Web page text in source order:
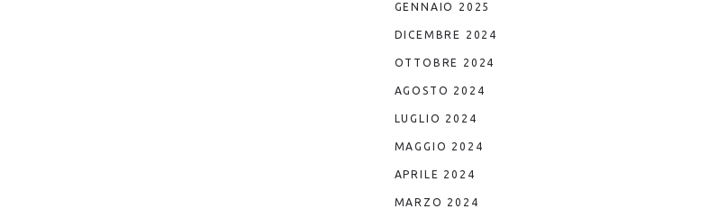
GENNAIO 2025
DICEMBRE 2024
OTTOBRE 2024
AGOSTO 2024
LUGLIO 2024
MAGGIO 2024
APRILE 2024
MARZO 2024